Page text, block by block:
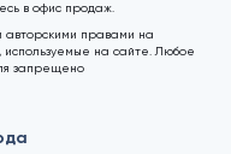
в офис продаж.
авторскими правами на
на сайте. Любое
запрещено